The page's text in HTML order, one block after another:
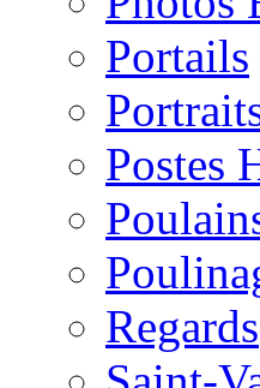
Portails
Postes
Regards